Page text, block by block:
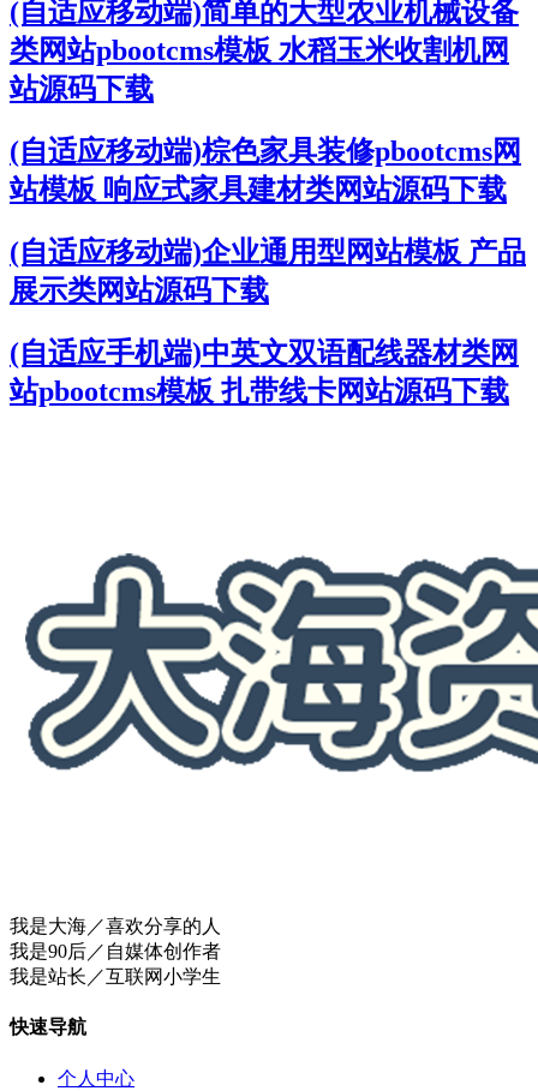
(自适应移动端)简单的大型农业机械设备
类网站pbootcms模板 水稻玉米收割机网
站源码下载
(自适应移动端)棕色家具装修pbootcms网
站模板 响应式家具建材类网站源码下载
(自适应移动端)企业通用型网站模板 产品
展示类网站源码下载
(自适应手机端)中英文双语配线器材类网
站pbootcms模板 扎带线卡网站源码下载
我是大海／喜欢分享的人
我是90后／自媒体创作者
我是站长／互联网小学生
快速导航
个人中心